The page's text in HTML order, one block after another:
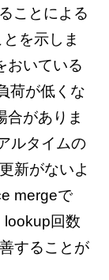
ことによる
を示しま
おいている
荷が低くな
合がありま
ルタイムの
新がないよ
mergeで
lookup回数
することが